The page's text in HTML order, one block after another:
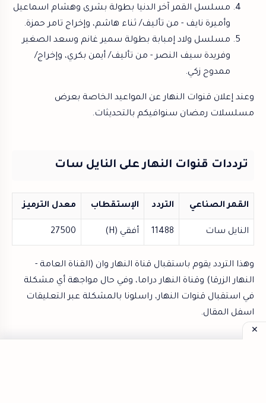
مسلسل القمر آخر الدنيا بطولة بشرى وهشام اسماعيل
وأميرة نايف - من تأليف/ ثناء هاشم، وإخراج تامر حمزة.
مسلسل ولاد إمبابة بطولة سمير غانم وسعد الصغير
وفريدة سيف النصر - من تأليف/ أيمن بكري، وإخراج/
ممدوح زكي.
وعند إعلان قنوات النهار عن المواعيد الخاصة بعرض
مسلسلات رمضان سنوافيكم بالتحديثات.
ترددات قنوات النهار على النايل سات
القمر الصناعي التردد الإستقطاب معدل الترميز
النايل سات 11488 أفقي (H) 27500
وهذا التردد يقوم باستقبال قناة النهار وان (القناة العامة -
النهار الزرقا) وقناة النهار دراما، وفي حال مواجهة أي مشكلة
في استقبال قنوات النهار، راسلونا بالمشكلة عبر التعليقات
اسفل المقال.